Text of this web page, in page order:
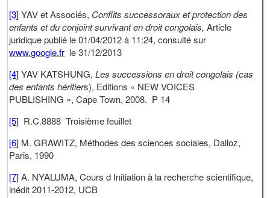
[3]YAV et Associés, Conflits successoraux et protection des
enfants et du conjoint survivant en droit congolais, Article
juridique publié le 01/04/2012 à 11:24, consulté sur
www.google.fr le 31/12/2013
[4]YAV KATSHUNG, Les successions en droit congolais (cas
des enfants héritiers), Editions « NEW VOICES
PUBLISHING », Cape Town, 2008. P 14
[5] R.C.8888 Troisième feuillet
[6] M. GRAWITZ, Méthodes des sciences sociales, Dalloz,
Paris, 1990
[7]A. NYALUMA, Cours d Initiation à la recherche scientifique,
inédit 2011-2012, UCB